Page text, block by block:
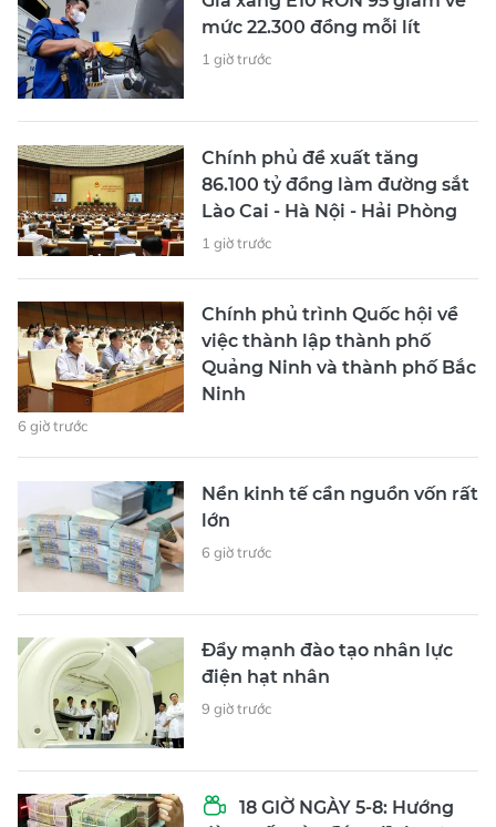
mức 22.300 đồng mỗi lít
1 giờ trước
Chính phủ đề xuất tăng
86.100 tỷ đồng làm đường sắt
Lào Cai - Hà Nội - Hải Phòng
1 giờ trước
Chính phủ trình Quốc hội về
việc thành lập thành phố
Quảng Ninh và thành phố Bắc
Ninh
6 giờ trước
Nền kinh tế cần nguồn vốn rất
lớn
6 giờ trước
Đẩy mạnh đào tạo nhân lực
điện hạt nhân
9 giờ trước
18 GIỜ NGÀY 5-8: Hướng